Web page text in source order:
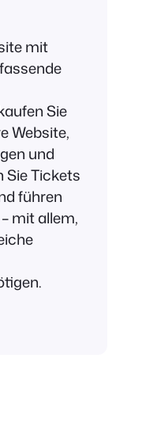
mit
Sie
Website,
und
Sie Tickets
führen
mit allem,